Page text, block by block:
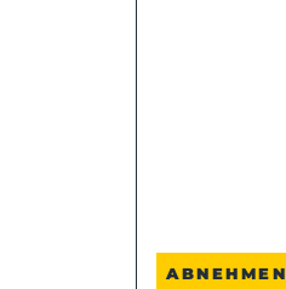
ABNEHMEN